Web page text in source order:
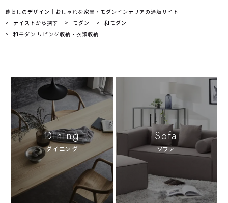
暮らしのデザイン｜おしゃれな家具・モダンインテリアの通販サイト
テイストから探す
モダン
和モダン
和モダン リビング収納・衣類収納
Dining
ダイニング
Sofa
ソファ